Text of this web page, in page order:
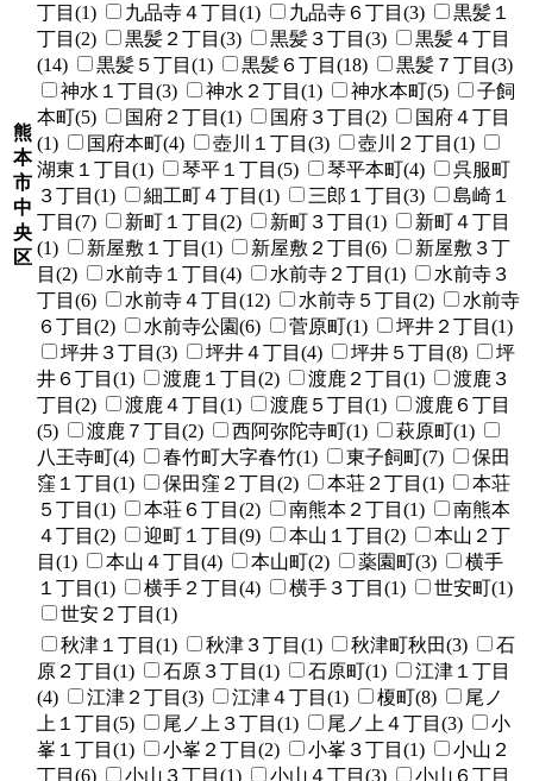
熊
本
市
中
央
区
丁目(1)
九品寺４丁目(1) 九品寺６丁目(3)
黒髪１
丁目(2)
黒髪２丁目(3) 黒髪３丁目(3)
黒髪４丁目
(14)
黒髪５丁目(1) 黒髪６丁目(18)
黒髪７丁目(3)
神水１丁目(3)
神水２丁目(1) 神水本町(5)
子飼
本町(5)
国府２丁目(1) 国府３丁目(2)
国府４丁目
(1)
国府本町(4) 壺川１丁目(3)
壺川２丁目(1)
湖東１丁目(1)
琴平１丁目(5) 琴平本町(4)
呉服町
３丁目(1)
細工町４丁目(1) 三郎１丁目(3)
島崎１
丁目(7)
新町１丁目(2) 新町３丁目(1)
新町４丁目
(1)
新屋敷１丁目(1) 新屋敷２丁目(6)
新屋敷３丁
目(2)
水前寺１丁目(4) 水前寺２丁目(1)
水前寺３
丁目(6)
水前寺４丁目(12) 水前寺５丁目(2)
水前寺
６丁目(2)
水前寺公園(6) 菅原町(1)
坪井２丁目(1)
坪井３丁目(3)
坪井４丁目(4) 坪井５丁目(8)
坪
井６丁目(1)
渡鹿１丁目(2) 渡鹿２丁目(1)
渡鹿３
丁目(2)
渡鹿４丁目(1) 渡鹿５丁目(1)
渡鹿６丁目
(5)
渡鹿７丁目(2) 西阿弥陀寺町(1)
萩原町(1)
八王寺町(4)
春竹町大字春竹(1) 東子飼町(7)
保田
窪１丁目(1)
保田窪２丁目(2) 本荘２丁目(1)
本荘
５丁目(1)
本荘６丁目(2) 南熊本２丁目(1)
南熊本
４丁目(2)
迎町１丁目(9) 本山１丁目(2)
本山２丁
目(1)
本山４丁目(4) 本山町(2) 薬園町(3)
横手
１丁目(1)
横手２丁目(4) 横手３丁目(1)
世安町(1)
世安２丁目(1)
秋津１丁目(1) 秋津３丁目(1) 秋津町秋田(3)
石
原２丁目(1)
石原３丁目(1) 石原町(1)
江津１丁目
(4)
江津２丁目(3) 江津４丁目(1) 榎町(8)
尾ノ
上１丁目(5)
尾ノ上３丁目(1) 尾ノ上４丁目(3)
小
峯１丁目(1)
小峯２丁目(2) 小峯３丁目(1)
小山２
丁目(6)
小山３丁目(1) 小山４丁目(3)
小山６丁目